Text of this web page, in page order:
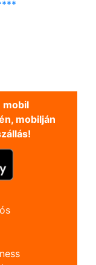
mobil
mobilján